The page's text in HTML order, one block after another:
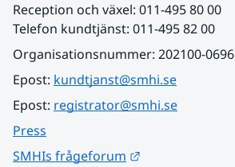
Reception och växel: 011-495 80 00
Telefon kundtjänst: 011-495 82 00
Organisationsnummer: 202100-0696
Epost: kundtjanst@smhi.se
Epost: registrator@smhi.se
Press
SMHIs frågeforum